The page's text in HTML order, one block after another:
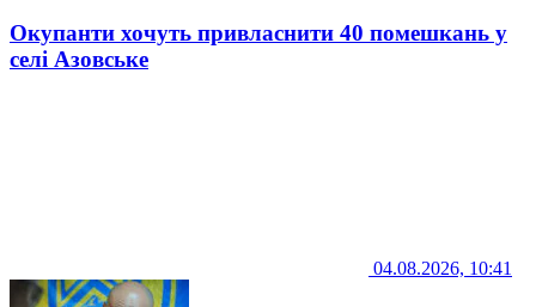
Окупанти хочуть привласнити 40 помешкань у
селі Азовське
04.08.2026, 10:41